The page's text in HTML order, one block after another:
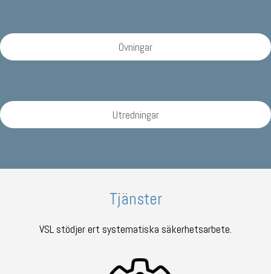
Övningar
Utredningar
Tjänster
VSL stödjer ert systematiska säkerhetsarbete.